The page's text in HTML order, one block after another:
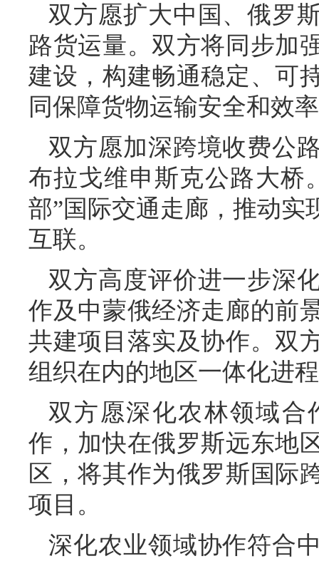
双方愿扩大中国、俄罗
路货运量。双方将同步加
建设，构建畅通稳定、可
同保障货物运输安全和效
双方愿加深跨境收费公
布拉戈维申斯克公路大桥
部”国际交通走廊，推动实
互联。
双方高度评价进一步深
作及中蒙俄经济走廊的前
共建项目落实及协作。双
组织在内的地区一体化进
双方愿深化农林领域合
作，加快在俄罗斯远东地
区，将其作为俄罗斯国际
项目。
深化农业领域协作符合